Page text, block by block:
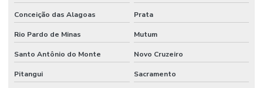
Manutenção Preventiva E Gestão De Ativos
Manutenção Preventiva E Lubrificação
Conceição das Alagoas Prata
Rio Pardo de Minas Mutum
Santo Antônio do Monte Novo Cruzeiro
Pitangui Sacramento